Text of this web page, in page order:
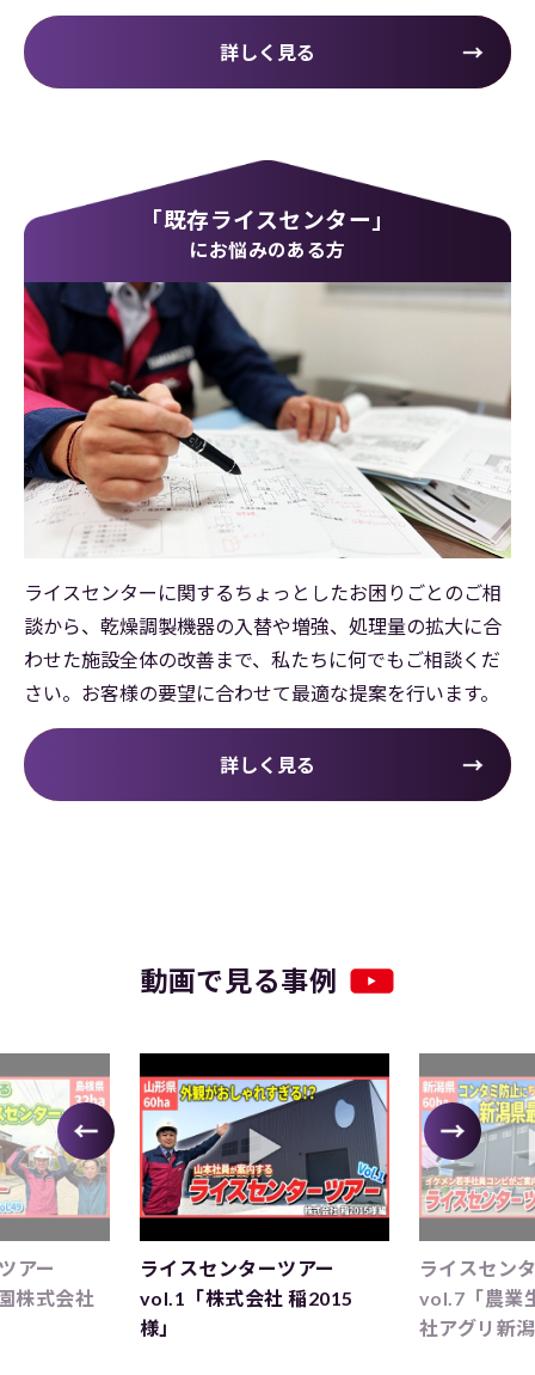
詳しく見る
「既存ライスセンター」
にお悩みのある方
ライスセンターに関するちょっとしたお困りごとのご相
談から、乾燥調製機器の入替や増強、処理量の拡大に合
わせた施設全体の改善まで、私たちに何でもご相談くだ
さい。お客様の要望に合わせて最適な提案を行います。
詳しく見る
動画で見る事例
アー
株式会社
ライスセンターツアー
vol.1「株式会社 稲2015
様」
ライスセン
vol.7「農業
社アグリ新